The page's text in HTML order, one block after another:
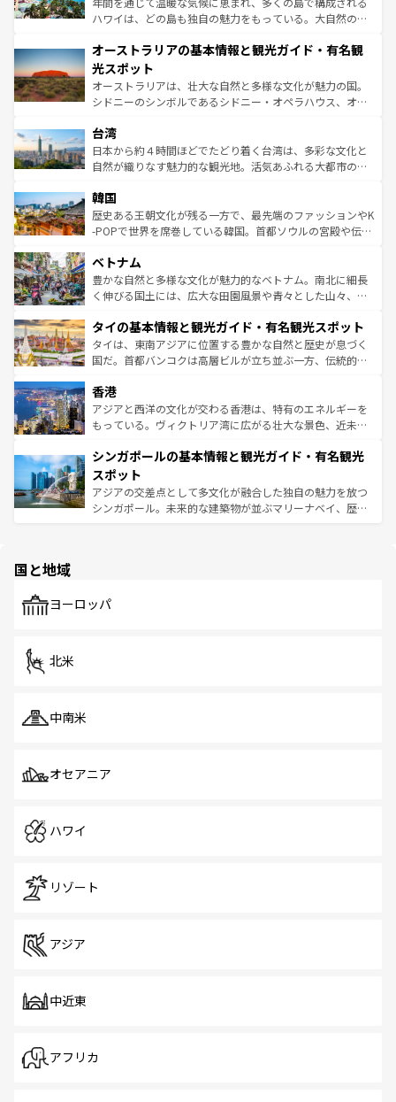
ストーン国立公園といった絶景が堪能できる。さらに、南
文化が魅力。旅行者はアメリカの各地域で異なる魅力を楽
しみながら、その多様性と豊かな歴史を感じることができ
るだろう。車でのロードトリップや列車の旅も、アメリカ
ならではの贅沢な旅のスタイルだ。 なお、新着のアメリカ
情報は コンテンツ一覧 を参照してほしい。
ハワイは、どの島も独自の魅力をもっている。大自然の神
ワイ島は見逃せない。また、定番の観光地といえばオアフ
島だが、静かな自然を求めるならマウイ島やカウアイ島が
おすすめ。エメラルドグリーンに輝く海をはじめ、豊かな
文化や歴史が息づいている。「アロハスピリット」と呼ば
人々、おいしいローカルフードやハワイアンミュージッ
ク、伝統的なフラダンスなど、すべてがハワイの魅力を彩
っている。訪れるたびに新しい発見と感動が待っているハ
はコンテンツ一覧
オーストラリアの基本情報と観光ガイド・有名観
光スポット
オーストラリアは、壮大な自然と多様な文化が魅力の国。
シドニーのシンボルであるシドニー・オペラハウス、オー
リアリーフや大陸中央部にそびえるウルル（エアーズロッ
ク）、タスマニアの美しい原生林やケアンズの熱帯雨林な
ど、見どころがたくさん。また、カフェやワイン、オージ
いる。アクティビティも充実しており、サーフィンやダイ
ビング、ハイキングなど、アウトドア好きにはたまらな
い。オーストラリアの多彩な魅力を存分に味わいつくそ
参照してほしい。
台湾
日本から約４時間ほどでたどり着く台湾は、多彩な文化と
自然が織りなす魅力的な観光地。活気あふれる大都市の台
ン）、静ひつな山岳地帯である台湾東部など、都市の喧騒
と山間の静けさが共存しており、訪れる人に新しい発見と
驚きをもたらしてくれる。また、奥深い台湾の食文化も魅
容にもいいと評判のスイーツなど、バラエティ豊かな料理
が味わえる。 なお、新着の台湾情報は コンテンツ一覧を参
照してほしい。
韓国
歴史ある王朝文化が残る一方で、最先端のファッションやK
-POPで世界を席巻している韓国。首都ソウルの宮殿や伝統
き、地方に足を延ばせば四季折々の自然美を楽しむことが
できる。そして、キムチや焼肉、絶品のストリートフード
まで、さまざまな韓国料理が待っている。夜には、韓国な
リティに包まれながら、韓国の多彩な魅力を心ゆくまで味
わってみてほしい。 なお、新着の韓国情報はコンテンツ一
覧を参照してほしい。
ベトナム
豊かな自然と多様な文化が魅力的なベトナム。南北に細長
く伸びる国土には、広大な田園風景や青々とした山々、世
急速な発展と共に伝統が息づく。ハノイの古い町並みやホ
ーチミン市のフランス統治時代の建物も、独特の雰囲気を
醸し出している。また、バラエティの豊かさとおいしさで
とつ。フォーやバインミー、ベトナムコーヒーなどは、ぜ
ひ現地で味わいたい。どの地域を訪れてもあたたかい人々
が旅行者を迎えてくれるので、きっと忘れられない旅にな
参照してほしい。
タイの基本情報と観光ガイド・有名観光スポット
タイは、東南アジアに位置する豊かな自然と歴史が息づく
国だ。首都バンコクは高層ビルが立ち並ぶ一方、伝統的な
の活気が交差している。北部ではチェンマイなどの山岳地
帯で自然と触れ合い、南部ではプーケットやクラビの美し
いビーチでリゾート気分を楽しむことができる。タイ料理
激する。気候は一年中温暖で、どの季節にも異なる楽しみ
が待っている。親しみやすいタイの人々、仏教を中心とし
た文化、そして多様な観光資源が、訪れる旅人を魅了し続
ける。 なお、新着のタイ情報はコンテンツ一覧を参照して
香港
アジアと西洋の文化が交わる香港は、特有のエネルギーを
もっている。ヴィクトリア湾に広がる壮大な景色、近未来
み、どこを訪れても感動するはず。観光スポットが密集し
ており、効率よく見どころを回れるのも魅力。息をのむよ
うな絶景から文化的な体験まで、香港を存分に楽しみ尽く
そう。 なお、新着の香港情報はコンテンツ一覧を参照して
シンガポールの基本情報と観光ガイド・有名観光
スポット
アジアの交差点として多文化が融合した独自の魅力を放つ
シンガポール。未来的な建築物が並ぶマリーナベイ、歴史
で、ホーカーズは地元の風情を楽しめる外せないスポット
国と地域
ヨーロッパ
北米
中南米
オセアニア
ハワイ
リゾート
アジア
中近東
アフリカ